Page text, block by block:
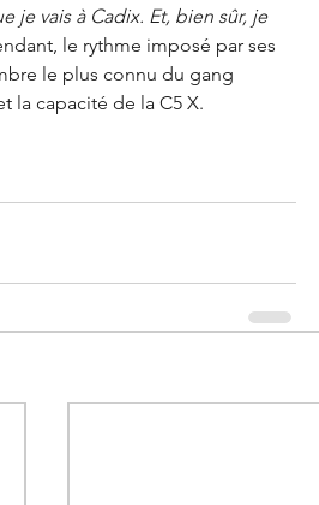
je vais à Cadix. Et, bien sûr, je
le rythme imposé par ses
le plus connu du gang
la capacité de la C5 X.